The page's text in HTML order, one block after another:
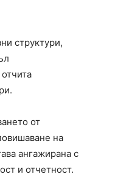
структури,
от
на
ангажирана с
и отчетност.